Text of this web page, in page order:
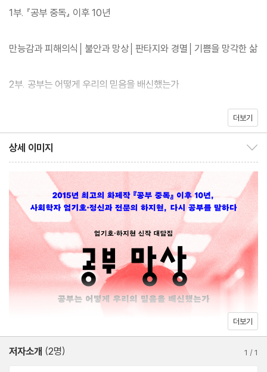
자 엄기호, 고통받는 현대인의 심리를 가장 가까이서 관찰한 정신과
담집 『공부 망상: 공부는 어떻게 우리의 믿음을 배신했는가』를 출간
리 패스인 ‘공부’라는 성공 방정식이 더는 사회적으로 유효하지 않다
는 점을 강조했다. 사회 구성원이 공부에 중독되어 가용한 모든 자원
을 쏟아붓고 끝없는 시험과 라이선스 취득의 루프에 들어갔던 2015
지했다. 그로부터 10년이 지난 지금, 여전히 한국은 공부에 중독되
어 있으며 이에 더불어 사회 곳곳에 퍼진 것은 피해의식과 분노다.
공부만 잘하면 무엇이든 쟁취할 수 있다는 능력주의의 약속이 허물
어진 지는 오래지만 여전히 우리는 그나마 ‘공정한’ 이 방식에 매달
리며 각자의 피해 서사를 쓰고 있다.
아무리 열심히 공부한들 부모의 축적 자산을 상속받는 이들을 넘어
설 수 없는 청년들도, 부모에게서 물려받은 경제/문화/사회 자본을
토대로 사회적 성공을 이룬 엘리트들도, 계급 사다리의 최상부를 차
지하고 있는 초엘리트들도 마찬가지로 지금 자신의 자리와 주어지
1부. 『공부 중독』 이후 10년
만능감과 피해의식│불안과 망상│판타지와 경멸│기쁨을 망각한 삶
2부. 공부는 어떻게 우리의 믿음을 배신했는가
고와 후향적 사고│한국의 아이히만들│직역의 세계│2차 불안 사회
2장. 사회의 부족화
내 아들을 구출해 왔다│옳음을 증명하기 위해│자본의 세습 욕구와
부족주의
3장. 메타 없는 세계
전통 지식의 붕괴│관은 사라지고 편만 남은 공부│종교 없는, 메타
없는 세상
3부. 믿음을 되찾기 위해
1장. 레벨 업과 성장 사이
체험이 경험이 되지 못할 때│주체는 어떻게 탄생하는가│방에 갇힌
더보기
상세 이미지
더보기
저자소개 (2명) 1 /1